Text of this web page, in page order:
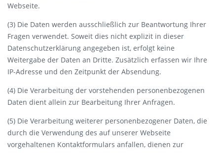
Webseite.
(3) Die Daten werden ausschließlich zur Beantwortung Ihrer
Fragen verwendet. Soweit dies nicht explizit in dieser
Datenschutzerklärung angegeben ist, erfolgt keine
Weitergabe der Daten an Dritte. Zusätzlich erfassen wir Ihre
IP-Adresse und den Zeitpunkt der Absendung.
(4) Die Verarbeitung der vorstehenden personenbezogenen
Daten dient allein zur Bearbeitung Ihrer Anfragen.
(5) Die Verarbeitung weiterer personenbezogener Daten, die
durch die Verwendung des auf unserer Webseite
vorgehaltenen Kontaktformulars anfallen, dienen zur